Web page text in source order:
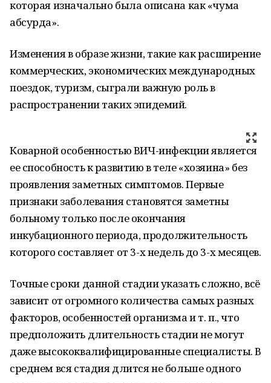
которая изначально была описана как «чума
абсурда».
Изменения в образе жизни, такие как расширение
коммерческих, экономических международных
поездок, туризм, сыграли важную роль в
распространении таких эпидемий.
Коварной особенностью ВИЧ-инфекции является
ее способность к развитию в теле «хозяина» без
проявления заметных симптомов. Первые
признаки заболевания становятся заметны
больному только после окончания
инкубационного периода, продолжительность
которого составляет от 3-х недель до 3-х месяцев.
Точные сроки данной стадии указать сложно, всё
зависит от огромного количества самых разных
факторов, особенностей организма и т. п., что
предположить длительность стадии не могут
даже высококвалифицированные специалисты. В
среднем вся стадия длится не больше одного